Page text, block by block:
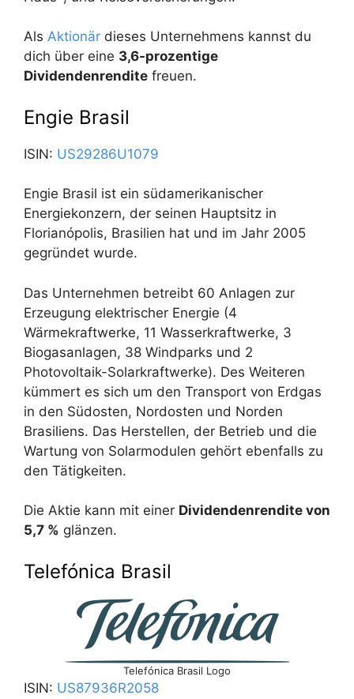
Als Aktionär dieses Unternehmens kannst du
dich über eine 3,6-prozentige
Dividendenrendite freuen.
Engie Brasil
ISIN: US29286U1079
Engie Brasil ist ein südamerikanischer
Energiekonzern, der seinen Hauptsitz in
Florianópolis, Brasilien hat und im Jahr 2005
gegründet wurde.
Das Unternehmen betreibt 60 Anlagen zur
Erzeugung elektrischer Energie (4
Wärmekraftwerke, 11 Wasserkraftwerke, 3
Biogasanlagen, 38 Windparks und 2
Photovoltaik-Solarkraftwerke). Des Weiteren
kümmert es sich um den Transport von Erdgas
in den Südosten, Nordosten und Norden
Brasiliens. Das Herstellen, der Betrieb und die
Wartung von Solarmodulen gehört ebenfalls zu
den Tätigkeiten.
Die Aktie kann mit einer Dividendenrendite von
5,7 % glänzen.
Telefónica Brasil
Telefónica Brasil Logo
ISIN: US87936R2058